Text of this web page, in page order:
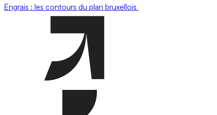
Engrais : les contours du plan bruxellois